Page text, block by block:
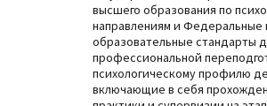
высшего образования по
направлениям и Федеральные
образовательные стандарты
профессиональной
психологическому профилю
включающие в себя